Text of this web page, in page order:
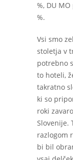
%, DU
%.
Vsi smo
stoletja v
potrebno
to hoteli,
takratno
ki so
roki
Slovenije.
razlogom
bi bil